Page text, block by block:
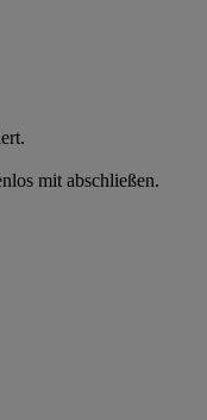
mit abschließen.